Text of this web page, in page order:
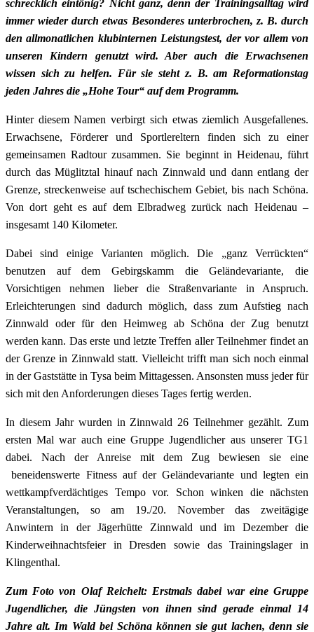
schrecklich eintönig? Nicht ganz, denn der Trainingsalltag wird
immer wieder durch etwas Besonderes unterbrochen, z. B. durch
den allmonatlichen klubinternen Leistungstest, der vor allem von
unseren Kindern genutzt wird. Aber auch die Erwachsenen
wissen sich zu helfen. Für sie steht z. B. am Reformationstag
jeden Jahres die „Hohe Tour“ auf dem Programm.
Hinter diesem Namen verbirgt sich etwas ziemlich Ausgefallenes.
Erwachsene, Förderer und Sportlereltern finden sich zu einer
gemeinsamen Radtour zusammen. Sie beginnt in Heidenau, führt
durch das Müglitztal hinauf nach Zinnwald und dann entlang der
Grenze, streckenweise auf tschechischem Gebiet, bis nach Schöna.
Von dort geht es auf dem Elbradweg zurück nach Heidenau –
insgesamt 140 Kilometer.
Dabei sind einige Varianten möglich. Die „ganz Verrückten“
benutzen auf dem Gebirgskamm die Geländevariante, die
Vorsichtigen nehmen lieber die Straßenvariante in Anspruch.
Erleichterungen sind dadurch möglich, dass zum Aufstieg nach
Zinnwald oder für den Heimweg ab Schöna der Zug benutzt
werden kann. Das erste und letzte Treffen aller Teilnehmer findet an
der Grenze in Zinnwald statt. Vielleicht trifft man sich noch einmal
in der Gaststätte in Tysa beim Mittagessen. Ansonsten muss jeder für
sich mit den Anforderungen dieses Tages fertig werden.
In diesem Jahr wurden in Zinnwald 26 Teilnehmer gezählt. Zum
ersten Mal war auch eine Gruppe Jugendlicher aus unserer TG1
dabei. Nach der Anreise mit dem Zug bewiesen sie eine
beneidenswerte Fitness auf der Geländevariante und legten ein
wettkampfverdächtiges Tempo vor. Schon winken die nächsten
Veranstaltungen, so am 19./20. November das zweitägige
Anwintern in der Jägerhütte Zinnwald und im Dezember die
Kinderweihnachtsfeier in Dresden sowie das Trainingslager in
Klingenthal.
Zum Foto von Olaf Reichelt: Erstmals dabei war eine Gruppe
Jugendlicher, die Jüngsten von ihnen sind gerade einmal 14
Jahre alt. Im Wald bei Schöna können sie gut lachen, denn sie